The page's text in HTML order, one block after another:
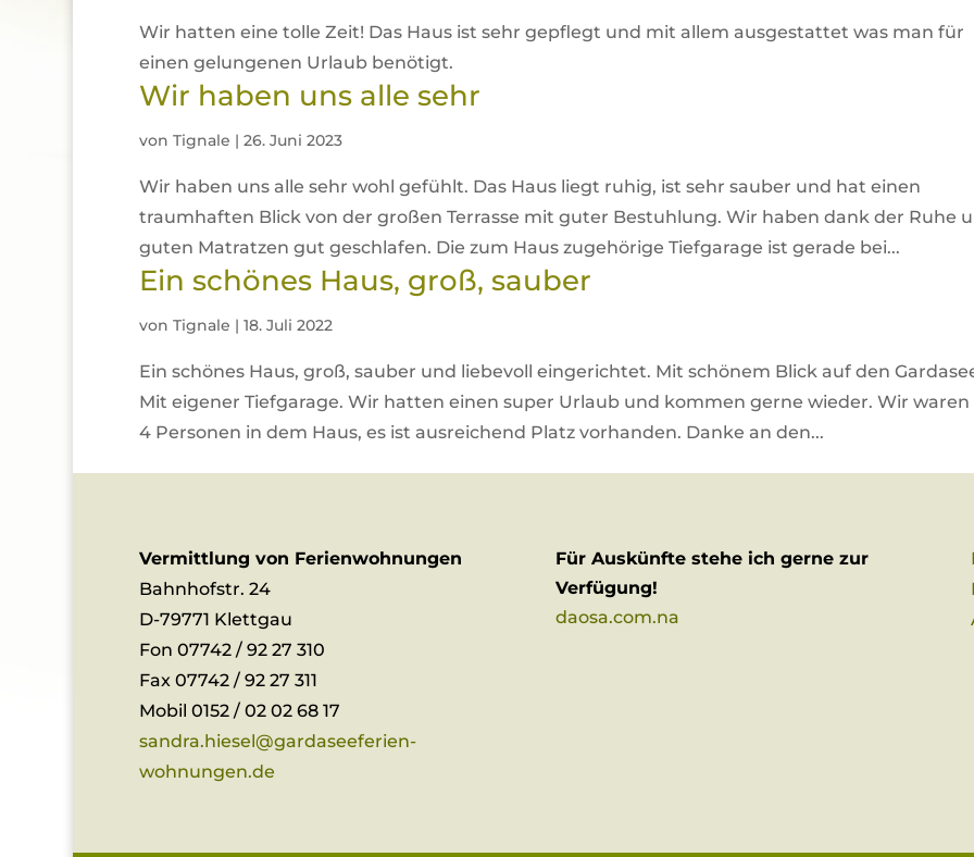
Wir hatten eine tolle Zeit! Das Haus ist sehr gepflegt und mit allem ausgestattet was man für
einen gelungenen Urlaub benötigt.
Wir haben uns alle sehr
von Tignale | 26. Juni 2023
Wir haben uns alle sehr wohl gefühlt. Das Haus liegt ruhig, ist sehr sauber und hat einen
traumhaften Blick von der großen Terrasse mit guter Bestuhlung. Wir haben dank der Ruhe
guten Matratzen gut geschlafen. Die zum Haus zugehörige Tiefgarage ist gerade bei...
Ein schönes Haus, groß, sauber
von Tignale | 18. Juli 2022
Ein schönes Haus, groß, sauber und liebevoll eingerichtet. Mit schönem Blick auf den
Mit eigener Tiefgarage. Wir hatten einen super Urlaub und kommen gerne wieder. Wir
4 Personen in dem Haus, es ist ausreichend Platz vorhanden. Danke an den...
Vermittlung von Ferienwohnungen
Bahnhofstr. 24
D-79771 Klettgau
Fon 07742 / 92 27 310
Fax 07742 / 92 27 311
Mobil 0152 / 02 02 68 17
sandra.hiesel@gardaseeferien-
wohnungen.de
Für Auskünfte stehe ich gerne zur
Verfügung!
daosa.com.na